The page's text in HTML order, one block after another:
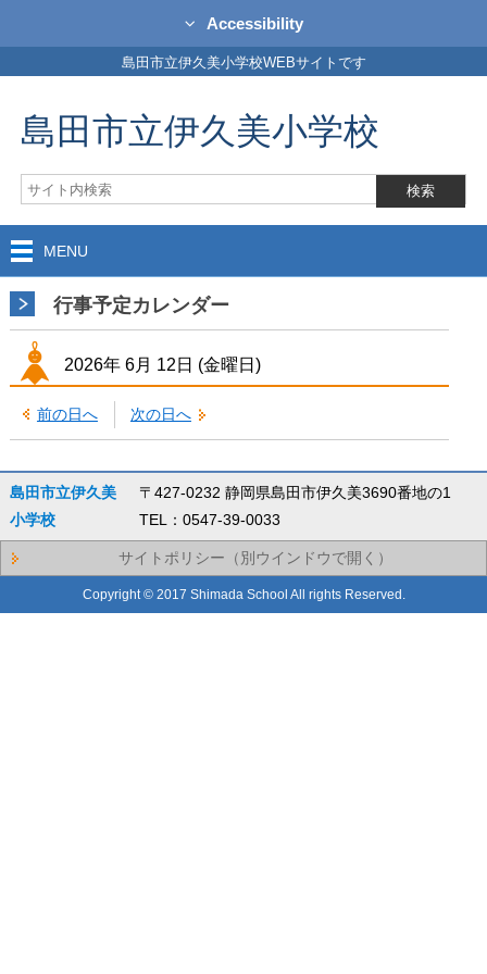
Accessibility
島田市立伊久美小学校WEBサイトです
島田市立伊久美小学校
MENU
行事予定カレンダー
2026年 6月 12日 (金曜日)
前の日へ 次の日へ
島田市立伊久美
小学校
〒427-0232 静岡県島田市伊久美3690番地の1
TEL：0547-39-0033
サイトポリシー（別ウインドウで開く）
Copyright © 2017 Shimada School All rights Reserved.